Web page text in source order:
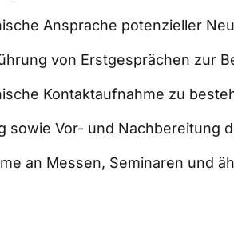
Ansprache potenzieller
von Erstgesprächen zur
Kontaktaufnahme zu
sowie Vor- und Nachbereitung
an Messen, Seminaren und